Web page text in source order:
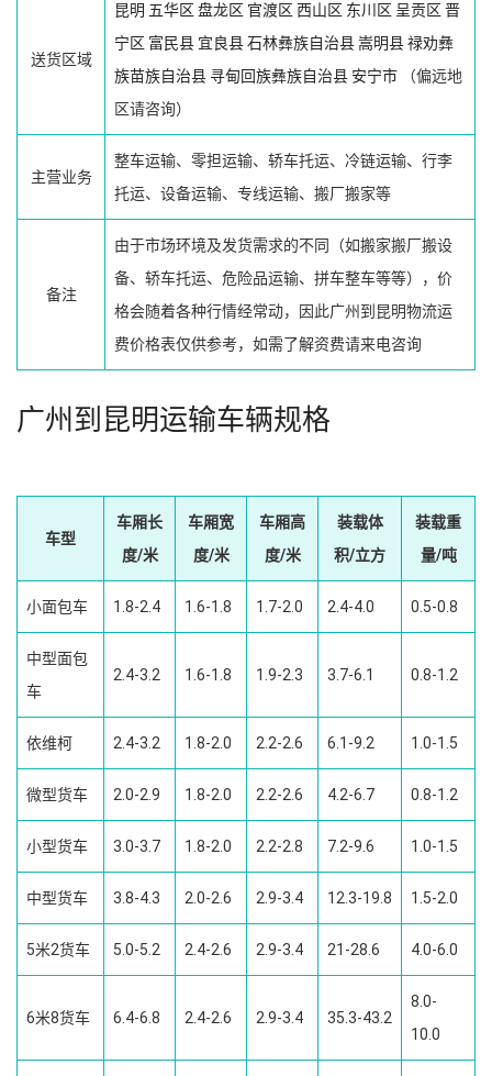
送货区域
昆明 五华区 盘龙区 官渡区 西山区 东川区 呈贡区 晋
宁区 富民县 宜良县石林彝族自治县嵩明县禄劝彝
族苗族自治县 寻甸回族彝族自治县 安宁市 （偏远地
区请咨询）
主营业务
整车运输、零担运输、轿车托运、冷链运输、行李
托运、设备运输、专线运输、搬厂搬家等
备注
由于市场环境及发货需求的不同（如搬家搬厂搬设
备、轿车托运、危险品运输、拼车整车等等），价
格会随着各种行情经常动，因此广州到昆明物流运
费价格表仅供参考，如需了解资费请来电咨询
广州到昆明运输车辆规格
车型
车厢长
度/米
车厢宽
度/米
车厢高
度/米
装载体
积/立方
装载重
量/吨
小面包车 1.8-2.4 1.6-1.8 1.7-2.0 2.4-4.0 0.5-0.8
中型面包
车
2.4-3.2 1.6-1.8 1.9-2.3 3.7-6.1 0.8-1.2
依维柯 2.4-3.2 1.8-2.0 2.2-2.6 6.1-9.2 1.0-1.5
微型货车 2.0-2.9 1.8-2.0 2.2-2.6 4.2-6.7 0.8-1.2
小型货车 3.0-3.7 1.8-2.0 2.2-2.8 7.2-9.6 1.0-1.5
中型货车 3.8-4.3 2.0-2.6 2.9-3.4 12.3-19.8 1.5-2.0
5米2货车 5.0-5.2 2.4-2.6 2.9-3.4 21-28.6 4.0-6.0
6米8货车 6.4-6.8 2.4-2.6 2.9-3.4 35.3-43.2
8.0-
10.0